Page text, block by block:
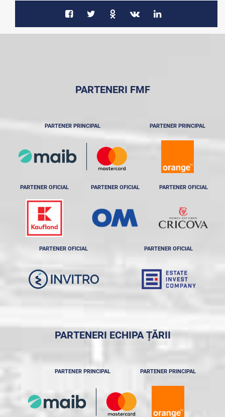
PARTENERI FMF
PARTENER PRINCIPAL PARTENER PRINCIPAL
PARTENER OFICIAL PARTENER OFICIAL PARTENER OFICIAL
PARTENER OFICIAL PARTENER OFICIAL
PARTENERI ECHIPA ȚĂRII
PARTENER PRINCIPAL PARTENER PRINCIPAL